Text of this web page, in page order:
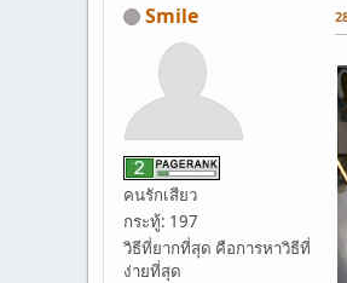
Smile
คนรักเสียว
กระทู้: 197
วิธีที่ยากที่สุด คือการหาวิธีที่
ง่ายที่สุด